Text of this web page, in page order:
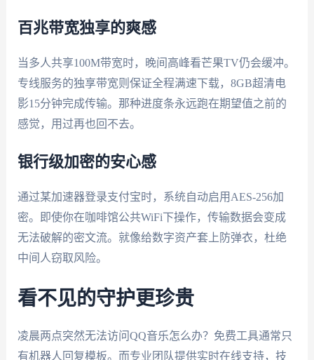
百兆带宽独享的爽感
当多人共享100M带宽时，晚间高峰看芒果TV仍会缓冲。
专线服务的独享带宽则保证全程满速下载，8GB超清电
影15分钟完成传输。那种进度条永远跑在期望值之前的
感觉，用过再也回不去。
银行级加密的安心感
通过某加速器登录支付宝时，系统自动启用AES-256加
密。即使你在咖啡馆公共WiFi下操作，传输数据会变成
无法破解的密文流。就像给数字资产套上防弹衣，杜绝
中间人窃取风险。
看不见的守护更珍贵
凌晨两点突然无法访问QQ音乐怎么办？免费工具通常只
有机器人回复模板。而专业团队提供实时在线支持，技